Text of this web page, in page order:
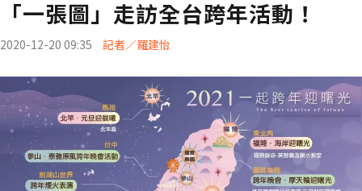
「一張圖」走訪全台跨年活動！
2020-12-20 09:35 記者／羅建怡